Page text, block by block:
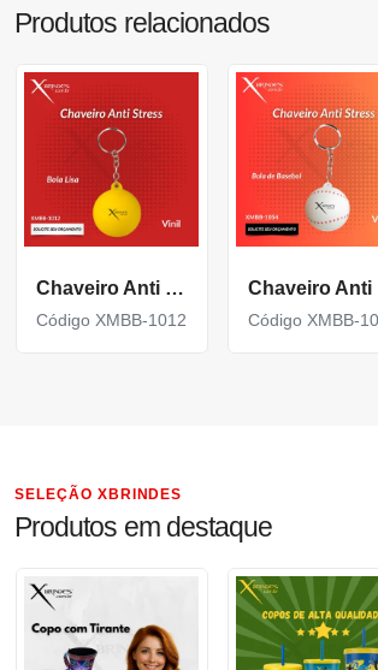
Produtos relacionados
Chaveiro Anti Stress Bola Lisa Vinil Personalizada XMBB-1012
Código XMBB-1012 Código XMBB-
SELEÇÃO XBRINDES
Produtos em destaque